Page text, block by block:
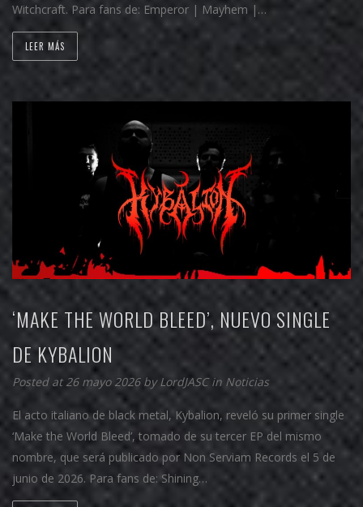
Witchcraft. Para fans de: Emperor | Mayhem |…
LEER MÁS
‘MAKE THE WORLD BLEED’, NUEVO SINGLE
DE KYBALION
Posted at 26 mayo 2026 byLordJASCin Noticias
El acto italiano de black metal, Kybalion, reveló su primer single
‘Make the World Bleed’, tomado de su tercer EP del mismo
nombre, que será publicado por Non Serviam Records el 5 de
junio de 2026. Para fans de: Shining…